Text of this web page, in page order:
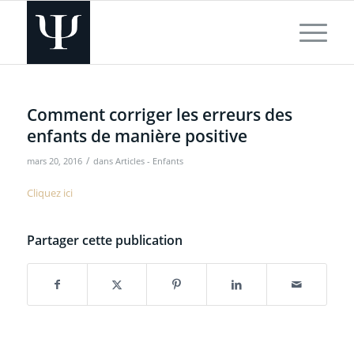
Comment corriger les erreurs des
enfants de manière positive
mars 20, 2016 / dans Articles - Enfants
Cliquez ici
Partager cette publication